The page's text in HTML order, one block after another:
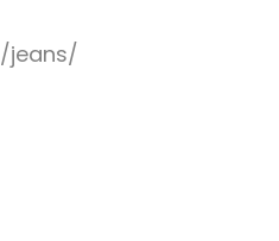
jeans/